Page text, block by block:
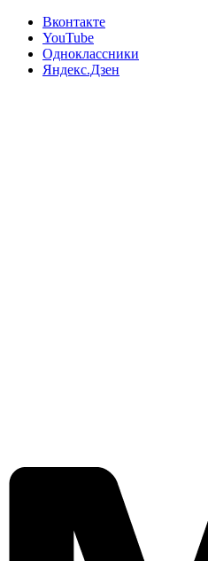
Вконтакте
YouTube
Одноклассники
Яндекс.Дзен